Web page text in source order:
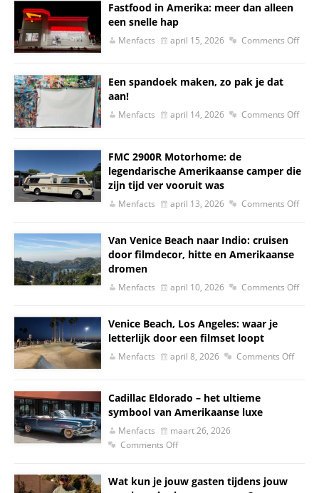
Fastfood in Amerika: meer dan alleen
een snelle hap
Menfacts april 15, 2026 Comments Off
Een spandoek maken, zo pak je dat
aan!
Menfacts april 14, 2026 Comments Off
FMC 2900R Motorhome: de
legendarische Amerikaanse camper die
zijn tijd ver vooruit was
Menfacts april 13, 2026 Comments Off
Van Venice Beach naar Indio: cruisen
door filmdecor, hitte en Amerikaanse
dromen
Menfacts april 10, 2026 Comments Off
Venice Beach, Los Angeles: waar je
letterlijk door een filmset loopt
Menfacts april 8, 2026 Comments Off
Cadillac Eldorado – het ultieme
symbool van Amerikaanse luxe
Menfacts
maart 26, 2026
Comments Off
Wat kun je jouw gasten tijdens jouw